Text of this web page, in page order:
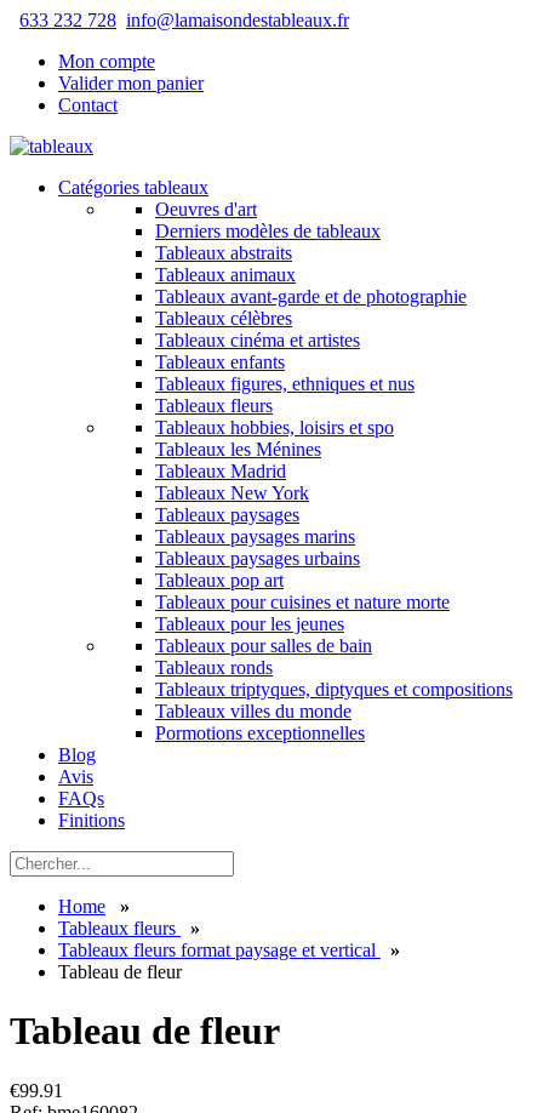
633 232 728 info@lamaisondestableaux.fr
Mon compte
Valider mon panier
Contact
Catégories tableaux
Oeuvres d'art
Derniers modèles de tableaux
Tableaux abstraits
Tableaux animaux
Tableaux avant-garde et de photographie
Tableaux célèbres
Tableaux cinéma et artistes
Tableaux enfants
Tableaux figures, ethniques et nus
Tableaux fleurs
Tableaux hobbies, loisirs et spo
Tableaux les Ménines
Tableaux Madrid
Tableaux New York
Tableaux paysages
Tableaux paysages marins
Tableaux paysages urbains
Tableaux pop art
Tableaux pour cuisines et nature morte
Tableaux pour les jeunes
Tableaux pour salles de bain
Tableaux ronds
Tableaux triptyques, diptyques et compositions
Tableaux villes du monde
Pormotions exceptionnelles
Blog
Avis
FAQs
Finitions
Home
»
Tableaux fleurs
»
Tableaux fleurs format paysage et vertical
»
Tableau de fleur
Tableau de fleur
€99.91